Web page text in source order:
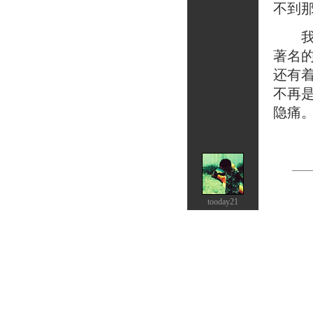
tooday21
不到
我
著名
还有
不再
隐痛